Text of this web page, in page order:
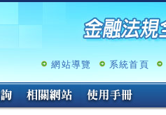
跳
容
網站導覽 系統首頁